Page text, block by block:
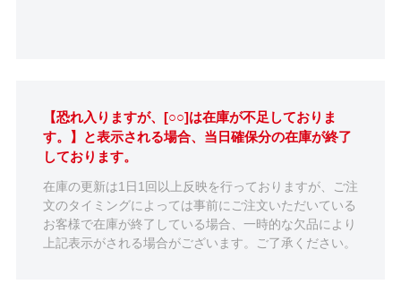
【恐れ入りますが、[○○]は在庫が不足しておりま
す。】と表示される場合、当日確保分の在庫が終了
しております。
在庫の更新は1日1回以上反映を行っておりますが、ご注
文のタイミングによっては事前にご注文いただいている
お客様で在庫が終了している場合、一時的な欠品により
上記表示がされる場合がございます。ご了承ください。